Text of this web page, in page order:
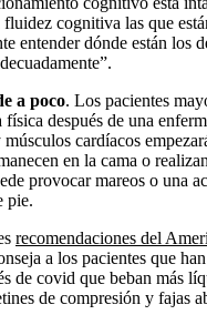
cognitiva las que
entender dónde están los
a poco. Los pacientes
después de una
cardíacos
en la cama o
provocar mareos o una
pie.
recomendaciones del
a los pacientes que
de covid que beban más
de compresión y fajas